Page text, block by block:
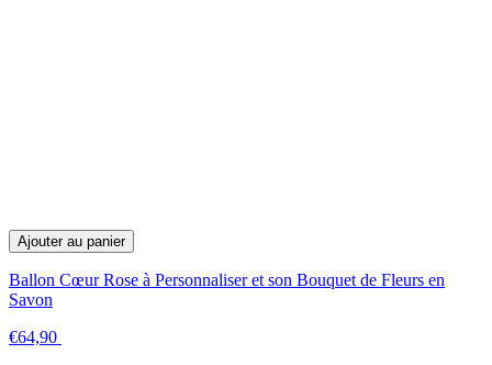
Ajouter au panier
Ballon Cœur Rose à Personnaliser et son Bouquet de Fleurs en
Savon
€64,90